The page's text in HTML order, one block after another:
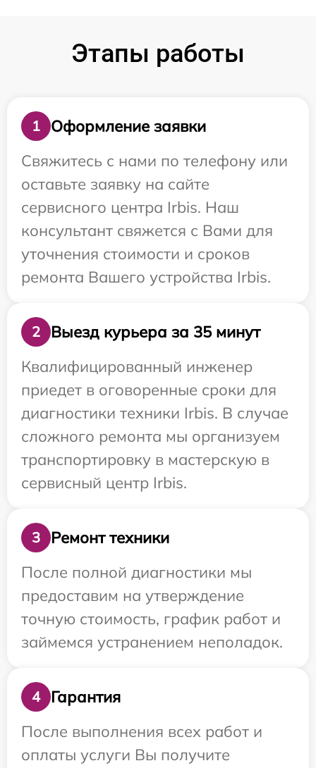
Этапы работы
1
Оформление заявки
Свяжитесь с нами по телефону или
оставьте заявку на сайте
сервисного центра Irbis. Наш
консультант свяжется с Вами для
уточнения стоимости и сроков
ремонта Вашего устройства Irbis.
2
Выезд курьера за 35 минут
Квалифицированный инженер
приедет в оговоренные сроки для
диагностики техники Irbis. В случае
сложного ремонта мы организуем
транспортировку в мастерскую в
сервисный центр Irbis.
3
Ремонт техники
После полной диагностики мы
предоставим на утверждение
точную стоимость, график работ и
займемся устранением неполадок.
4
Гарантия
После выполнения всех работ и
оплаты услуги Вы получите